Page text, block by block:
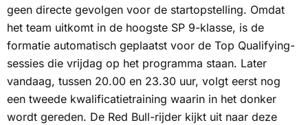
geen directe gevolgen voor de startopstelling. Omdat
het team uitkomt in de hoogste SP 9-klasse, is de
formatie automatisch geplaatst voor de Top Qualifying-
sessies die vrijdag op het programma staan. Later
vandaag, tussen 20.00 en 23.30 uur, volgt eerst nog
een tweede kwalificatietraining waarin in het donker
wordt gereden. De Red Bull-rijder kijkt uit naar deze